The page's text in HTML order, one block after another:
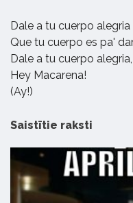
Dale a tu cuerpo alegria
Que tu cuerpo es pa'
Dale a tu cuerpo
Hey Macarena!
(Ay!)
Saistītie raksti